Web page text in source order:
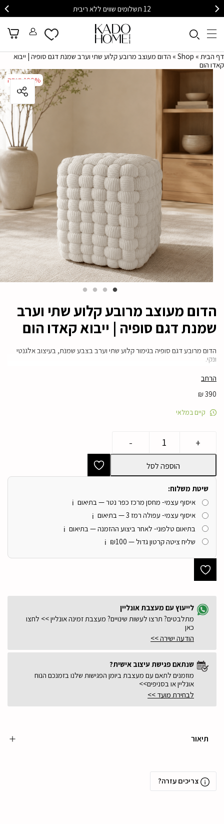
12 תשלומים שווים ללא ריבית
דף הבית »
Shop
» הדום מעוצב מרובע קלוע שתי וערב שמנת דגם סופיה | ייבוא
קאדו הום
100% הנחה
הדום מעוצב מרובע קלוע שתי וערב
שמנת דגם סופיה | ייבוא קאדו הום
הדום מרובע דגם סופיה בגימור קלוע שתי וערב בצבע שמנת, בעיצוב אלגנטי
ונקי.
מוצר ממלאי – אספקה מהירה
קולקציית סופיה
הרחב
₪390
קיים במלאי
-
הדום
מעוצב
מרובע
קלוע
שמנת
דגם
סופיה
|
ייבוא
קאדו
+
הוספה לסל
שיטת משלוח:
איסוף עצמי- מחסן מרכז כפר נטר — בתיאום ℹ️
איסוף עצמי- עפולה רמז 3 — בתיאום ℹ️
בתיאום טלפוני- לאחר ביצוע ההזמנה — בתיאום ℹ️
שליח ציטה קרטון גדול — ₪100 ℹ️
לייעוץ עם מעצבת אונליין
מתלבטים? תרצו לעשות שינויים? מעצבת זמינה אונליין >> לחצו
כאן
הודעה ישירה >>
שנתאם פגישת עיצוב אישית?
מוזמנים לתאם עם מעצבת ביומן הפגישות שלנו בזמנכם הנוח
אונליין או בסניפים>>
לבחירת מועד >>
תיאור
צריכים עזרה?